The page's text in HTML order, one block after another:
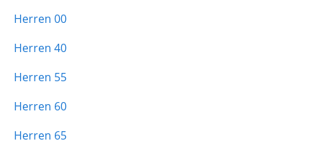
Herren 00
Herren 40
Herren 55
Herren 60
Herren 65